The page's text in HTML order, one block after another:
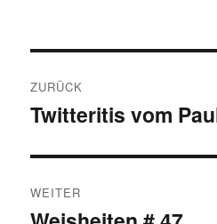
ZURÜCK
Vorheriger
Twitteritis vom
WEITER
Nächster